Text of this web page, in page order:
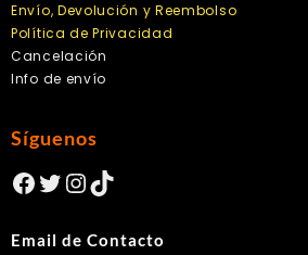
Envío, Devolución y Reembolso
Política de Privacidad
Cancelación
Info de envío
Síguenos
Facebook
Twitter
Instagram
TikTok
Email de Contacto